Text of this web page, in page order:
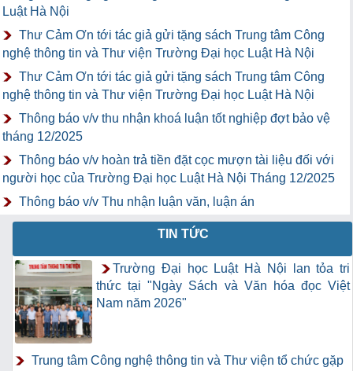
Luật Hà Nội
Thư Cảm Ơn tới tác giả gửi tặng sách Trung tâm Công
nghệ thông tin và Thư viện Trường Đại học Luật Hà Nội
Thư Cảm Ơn tới tác giả gửi tặng sách Trung tâm Công
nghệ thông tin và Thư viện Trường Đại học Luật Hà Nội
Thông báo v/v thu nhận khoá luận tốt nghiệp đợt bảo vệ
tháng 12/2025
Thông báo v/v hoàn trả tiền đặt cọc mượn tài liệu đối với
người học của Trường Đại học Luật Hà Nội Tháng 12/2025
Thông báo v/v Thu nhận luận văn, luận án
TIN TỨC
Trường Đại học Luật Hà Nội lan tỏa tri
thức tại "Ngày Sách và Văn hóa đọc Việt
Nam năm 2026"
Trung tâm Công nghệ thông tin và Thư viện tổ chức gặp